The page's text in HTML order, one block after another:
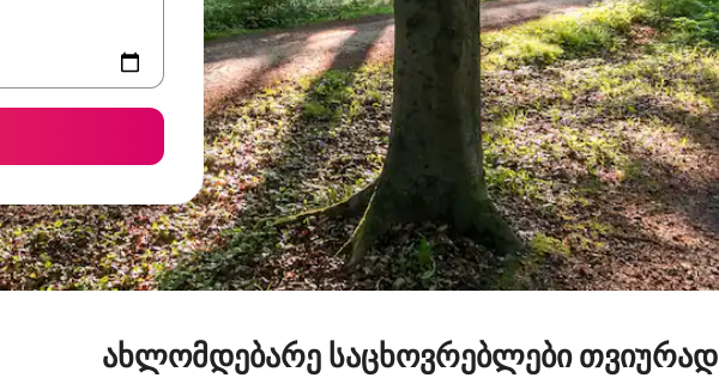
ახლომდებარე საცხოვრებლები თვიურად